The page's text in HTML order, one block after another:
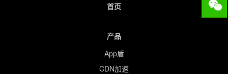
首页
产品
App盾
CDN加速